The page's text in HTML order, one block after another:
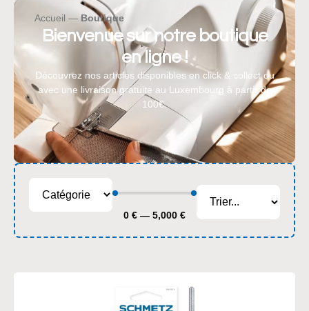
Accueil —Boutique
Bienvenue sur notre boutique
en ligne !
Découvrez nos articles disponibles en click & collect ou
avec une livraison gratuite au Luxembourg à partir de
100€.
0€— 5,000€